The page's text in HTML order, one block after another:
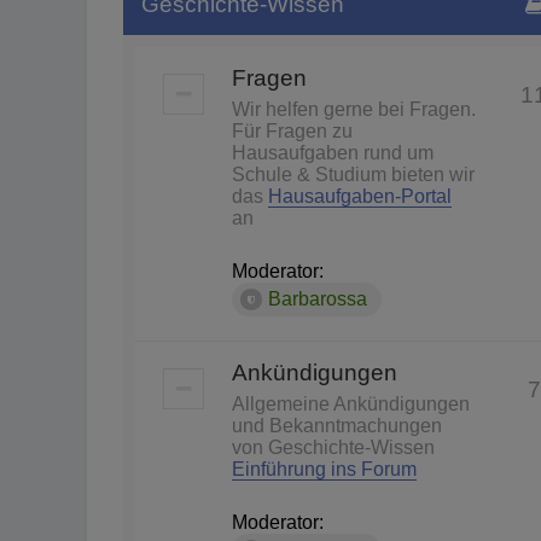
Fragen
Wir helfen gerne bei Fragen.
Für Fragen zu
Hausaufgaben rund um
Schule & Studium bieten wir
das Hausaufgaben-Portal
an
Moderator:
Barbarossa
Ankündigungen
Allgemeine Ankündigungen
und Bekanntmachungen
von Geschichte-Wissen
Einführung ins Forum
Moderator: